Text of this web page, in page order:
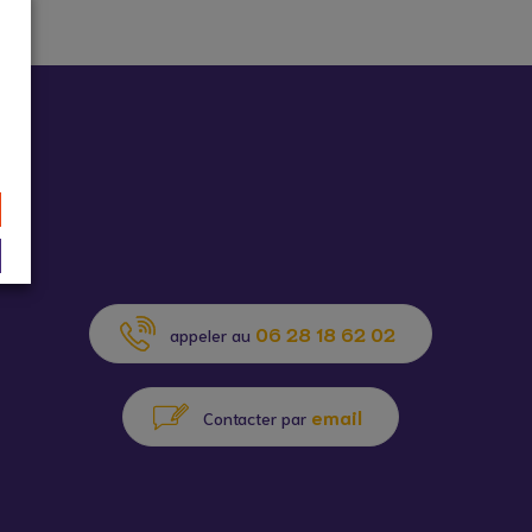
appeler au 06 28 18 62 02
Contacter par email